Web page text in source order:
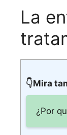
La
👇Mira
¿Por